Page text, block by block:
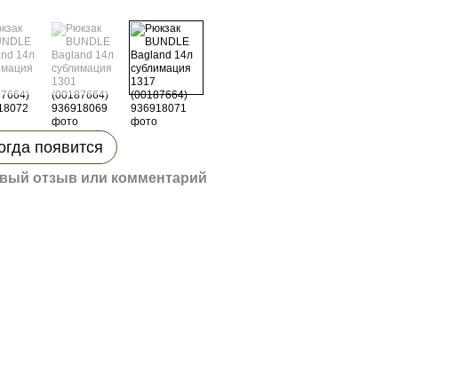
появится
отзыв или комментарий